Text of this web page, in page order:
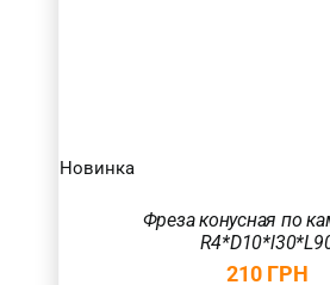
Новинка
Фреза конусная по
210 ГРН